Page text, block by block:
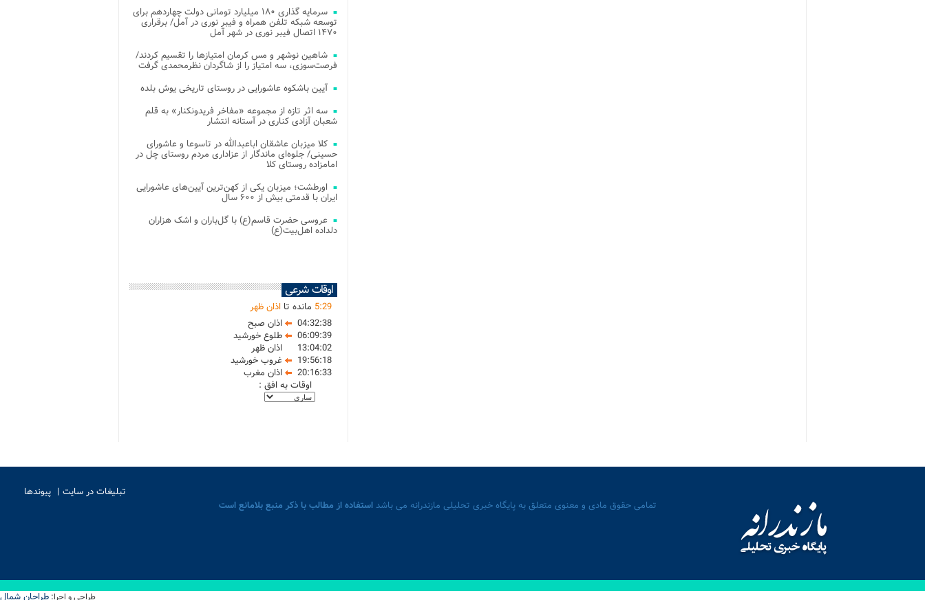
سرمایه گذاری ۱۸۰ میلیارد تومانی دولت چهاردهم برای
توسعه شبکه تلفن همراه و فیبر نوری در آمل/ برقراری
۱۴۷۰ اتصال فیبر نوری در شهر آمل
شاهین نوشهر و مس کرمان امتیازها را تقسیم کردند/
فرصت‌سوزی، سه امتیاز را از شاگردان نظرمحمدی گرفت
آیین باشکوه عاشورایی در روستای تاریخی یوش بلده
سه اثر تازه از مجموعه «مفاخر فریدونکنار» به قلم
شعبان آزادی کناری در آستانه انتشار
کلا میزبان عاشقان اباعبدالله در تاسوعا و عاشورای
حسینی/ جلوه‌ای ماندگار از عزاداری مردم روستای چل در
امامزاده روستای کلا
اورطشت؛ میزبان یکی از کهن‌ترین آیین‌های عاشورایی
ایران با قدمتی بیش از ۶۰۰ سال
عروسی حضرت قاسم(ع) با گل‌باران و اشک هزاران
دلداده اهل‌بیت(ع)
اوقات شرعی
5:29 مانده تااذان ظهر
04:32:38
اذان صبح
06:09:39
طلوع خورشید
13:04:02
اذان ظهر
19:56:18
غروب خورشید
20:16:33
اذان مغرب
اوقات به افق :
تبلیغات در سایت
پیوندها
تمامی حقوق مادی و معنوی متعلق به پایگاه خبری تحلیلی مازندرانه می باشداستفاده از مطالب با ذکر منبع بلامانع است
طراحی و اجرا: طراحان شمال